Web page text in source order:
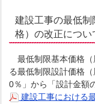
建設工事の最低
格）の改正につい
最低制限基本価格（
る最低制限設計価格
0％」から「設計金額
建設工事における